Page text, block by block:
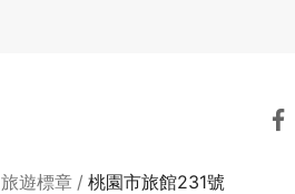
旅遊標章 桃園市旅館231號